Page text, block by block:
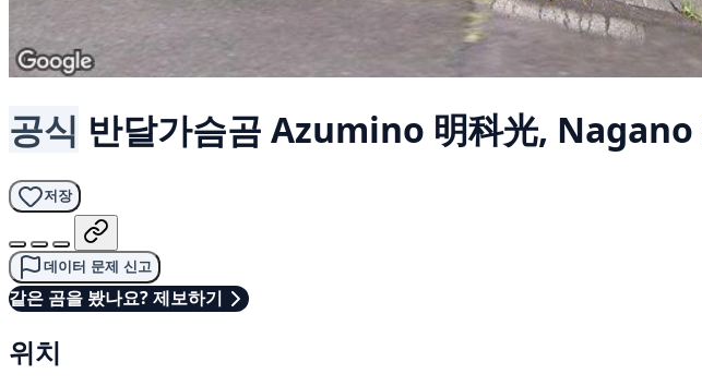
공식 반달가슴곰 Azumino 明科光, Nagano
저장
데이터 문제 신고
같은 곰을 봤나요? 제보하기
위치